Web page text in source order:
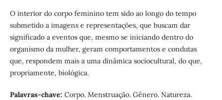
O interior do corpo feminino tem sido ao longo do tempo
submetido a imagens e representações, que buscam dar
significado a eventos que, mesmo se iniciando dentro do
organismo da mulher, geram comportamentos e condutas
que, respondem mais a uma dinâmica sociocultural, do que,
propriamente, biológica.
Palavras-chave: Corpo. Menstruação. Gênero. Natureza.